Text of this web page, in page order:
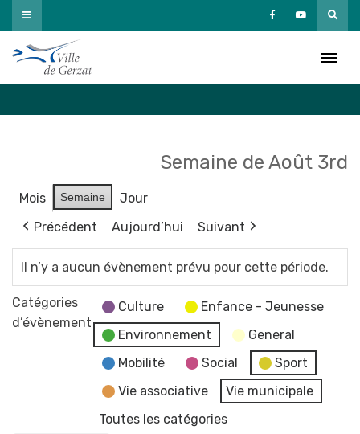
Passer
au
contenu
Semaine de Août 3rd
Mois Semaine
Jour
Précédent
Aujourd’hui Suivant
Il n’y a aucun évènement prévu pour cette période.
Catégories
d’évènement
Culture
Enfance - Jeunesse
Environnement
General
Mobilité
Social
Sport
Vie associative
Vie municipale
Toutes les catégories